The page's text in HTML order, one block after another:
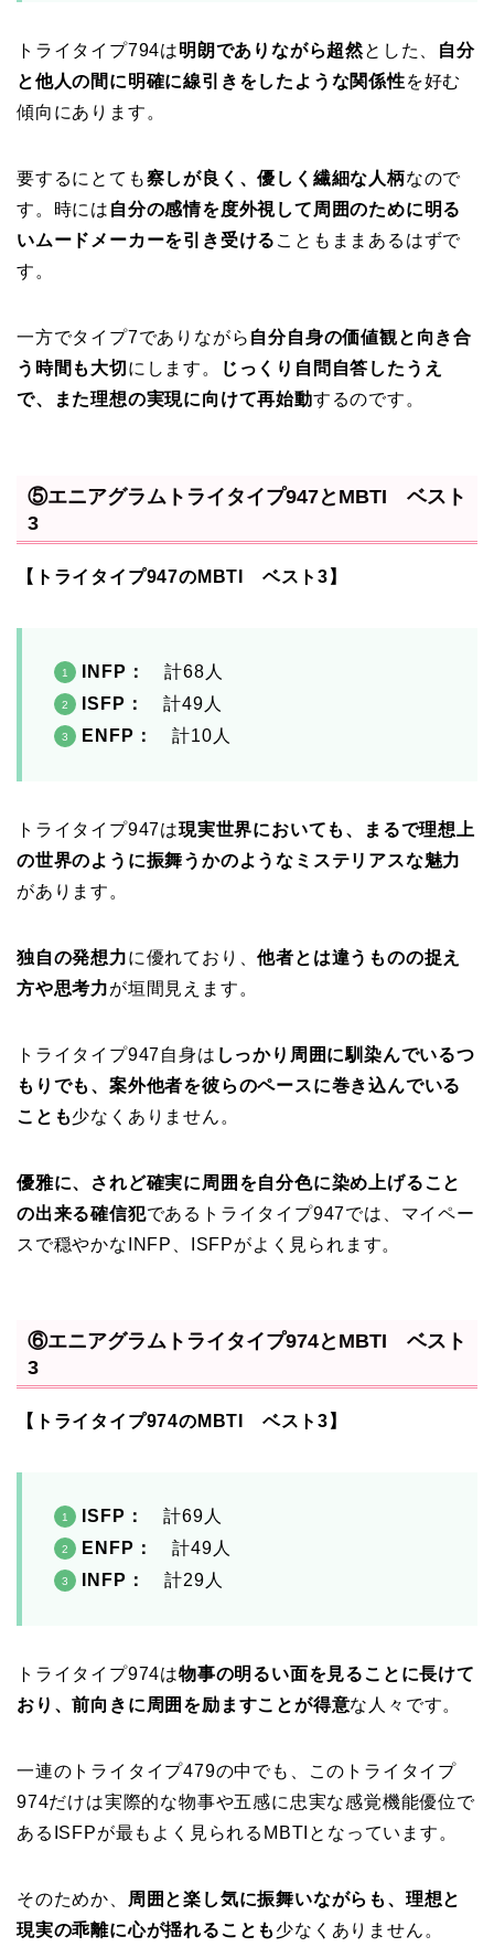
トライタイプ794は明朗でありながら超然とした、
自分
と他人の間に明確に線引きをしたような関係性を好む
傾向にあります。
要するにとても察しが良く、優しく繊細な人柄なので
す。時には 自分の感情を度外視して周囲のために明る
いムードメーカーを引き受ける こともままあるはずで
す。
一方でタイプ7でありながら 自分自身の価値観と向き合
う時間も大切 にします。
じっくり自問自答したうえ
で、また理想の実現に向けて再始動するのです。
⑤エニアグラムトライタイプ947とMBTI ベスト
3
【トライタイプ947のMBTI ベスト3】
INFP ：
計68人
ISFP：
計49人
ENFP：
計10人
トライタイプ947は現実世界においても、まるで理想上
の世界のように振舞うかのようなミステリアスな魅力
があります。
独自の発想力に優れており、他者とは違うものの捉え
方や思考力が垣間見えます。
トライタイプ947自身は しっかり周囲に馴染んでいるつ
もりでも、案外他者を彼らのペースに巻き込んでいる
ことも少なくありません。
優雅に、されど確実に周囲を自分色に染め上げること
の出来る確信犯であるトライタイプ947では、マイペー
スで穏やかなINFP、ISFPがよく見られます。
⑥エニアグラムトライタイプ974とMBTI ベスト
3
【トライタイプ974のMBTI ベスト3】
ISFP ：
計69人
ENFP：
計49人
INFP：
計29人
トライタイプ974は物事の明るい面を見ることに長けて
おり、前向きに周囲を励ますことが得意な人々です。
一連のトライタイプ479の中でも、このトライタイプ
974だけは実際的な物事や五感に忠実な感覚機能優位で
あるISFPが最もよく見られるMBTIとなっています。
そのためか、
周囲と楽し気に振舞いながらも、理想と
現実の乖離に心が揺れることも 少なくありません。